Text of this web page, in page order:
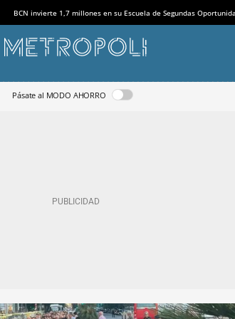
BCN invierte 1,7 millones en su Escuela de Segundas
Pásate al MODO AHORRO